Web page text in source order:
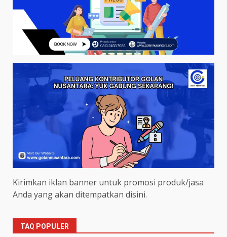
Kirimkan iklan banner untuk promosi produk/jasa
Anda yang akan ditempatkan disini.
TAQ POPULER